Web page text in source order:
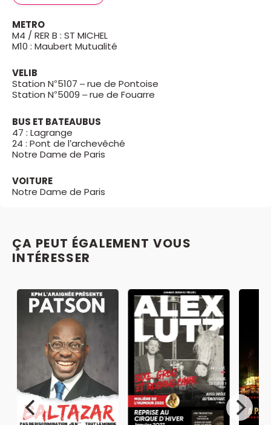
METRO
M4 / RER B : ST MICHEL
M10 : Maubert Mutualité
VELIB
Station N°5107 – rue de Pontoise
Station N°5009 – rue de Fouarre
BUS ET BATEAUBUS
47 : Lagrange
24 : Pont de l’archevêché
Notre Dame de Paris
VOITURE
Notre Dame de Paris
ÇA PEUT ÉGALEMENT VOUS
INTÉRESSER